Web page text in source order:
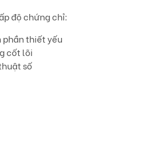
độ chứng chỉ:
phần thiết yếu
cốt lõi
số